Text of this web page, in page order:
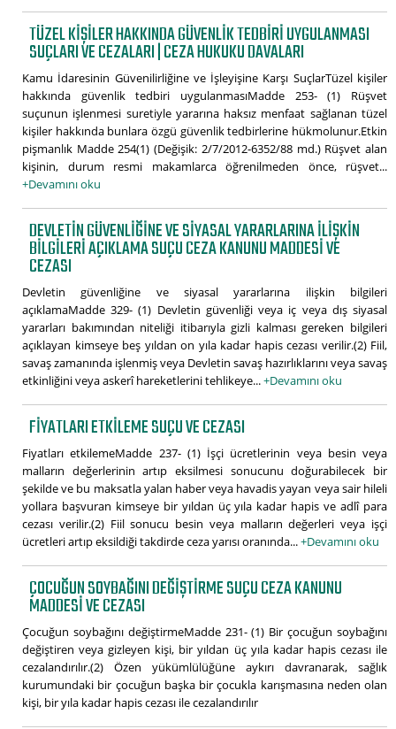
TÜZEL KIŞILER HAKKINDA GÜVENLIK TEDBIRI UYGULANMASI
SUÇLARI VE CEZALARI | CEZA HUKUKU DAVALARI
Kamu İdaresinin Güvenilirliğine ve İşleyişine Karşı SuçlarTüzel kişiler
hakkında güvenlik tedbiri uygulanmasıMadde 253- (1) Rüşvet
suçunun işlenmesi suretiyle yararına haksız menfaat sağlanan tüzel
kişiler hakkında bunlara özgü güvenlik tedbirlerine hükmolunur.Etkin
pişmanlık Madde 254(1) (Değişik: 2/7/2012-6352/88 md.) Rüşvet alan
kişinin, durum resmi makamlarca öğrenilmeden önce, rüşvet...
+Devamını oku
DEVLETIN GÜVENLIĞINE VE SIYASAL YARARLARINA ILIŞKIN
BILGILERI AÇIKLAMA SUÇU CEZA KANUNU MADDESI VE
CEZASI
Devletin güvenliğine ve siyasal yararlarına ilişkin bilgileri
açıklamaMadde 329- (1) Devletin güvenliği veya iç veya dış siyasal
yararları bakımından niteliği itibarıyla gizli kalması gereken bilgileri
açıklayan kimseye beş yıldan on yıla kadar hapis cezası verilir.(2) Fiil,
savaş zamanında işlenmiş veya Devletin savaş hazırlıklarını veya savaş
etkinliğini veya askerî hareketlerini tehlikeye...+Devamını oku
FIYATLARI ETKILEME SUÇU VE CEZASI
Fiyatları etkilemeMadde 237- (1) İşçi ücretlerinin veya besin veya
malların değerlerinin artıp eksilmesi sonucunu doğurabilecek bir
şekilde ve bu maksatla yalan haber veya havadis yayan veya sair hileli
yollara başvuran kimseye bir yıldan üç yıla kadar hapis ve adlî para
cezası verilir.(2) Fiil sonucu besin veya malların değerleri veya işçi
ücretleri artıp eksildiği takdirde ceza yarısı oranında...+Devamını oku
ÇOCUĞUN SOYBAĞINI DEĞIŞTIRME SUÇU CEZA KANUNU
MADDESI VE CEZASI
Çocuğun soybağını değiştirmeMadde 231- (1) Bir çocuğun soybağını
değiştiren veya gizleyen kişi, bir yıldan üç yıla kadar hapis cezası ile
cezalandırılır.(2) Özen yükümlülüğüne aykırı davranarak, sağlık
kurumundaki bir çocuğun başka bir çocukla karışmasına neden olan
kişi, bir yıla kadar hapis cezası ile cezalandırılır